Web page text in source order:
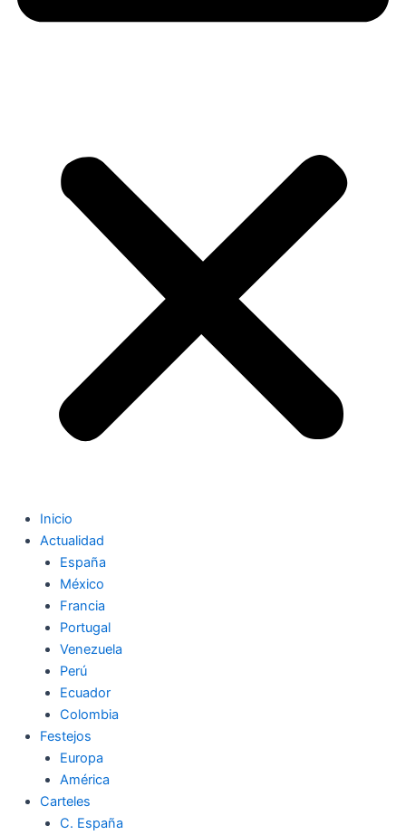
Inicio
Actualidad
España
México
Francia
Portugal
Venezuela
Perú
Ecuador
Colombia
Festejos
Europa
América
Carteles
C. España